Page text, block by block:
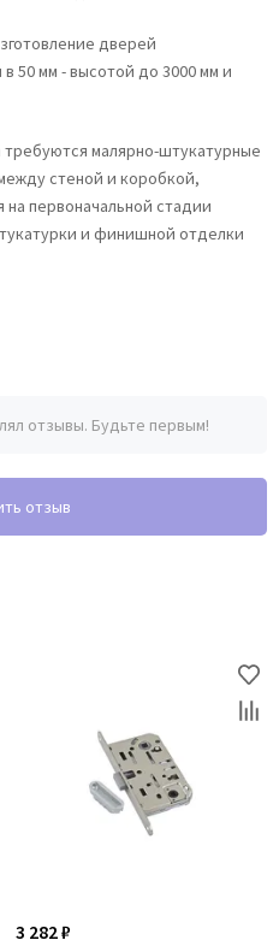
дверей
50 мм - высотой до 3000 мм и
малярно-штукатурные
стеной и коробкой,
первоначальной стадии
и финишной отделки
отзывы. Будьте первым!
отзыв
3 282 ₽